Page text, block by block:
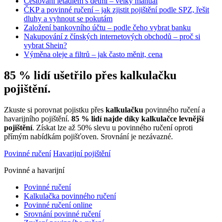
ČKP a povinné ručení – jak zjistit pojištění podle SPZ, řešit
dluhy a vyhnout se pokutám
Založení bankovního účtu – podle čeho vybrat banku
Nakupování z čínských internetových obchodů – proč si
vybrat Shein?
Výměna oleje a filtrů – jak často měnit, cena
85 % lidí ušetřilo přes kalkulačku
pojištění.
Zkuste si porovnat pojistku přes kalkulačku povinného ručení a
havarijního pojištění. 85 % lidí najde díky kalkulačce levnější
pojištění. Získat lze až 50% slevu u povinného ručení oproti
přímým nabídkám pojišťoven. Srovnání je nezávazné.
Povinné ručení Havarijní pojištění
Povinné a havarijní
Povinné ručení
Kalkulačka povinného ručení
Povinné ručení online
Srovnání povinné ručení